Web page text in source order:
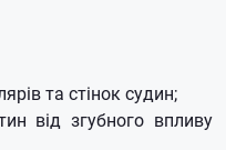
та стінок судин;
від згубного впливу